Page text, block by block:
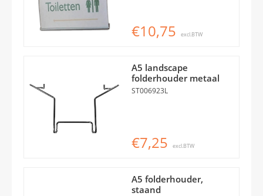
€10,75 excl.BTW
A5 landscape
folderhouder metaal
ST006923L
€7,25 excl.BTW
A5 folderhouder,
staand